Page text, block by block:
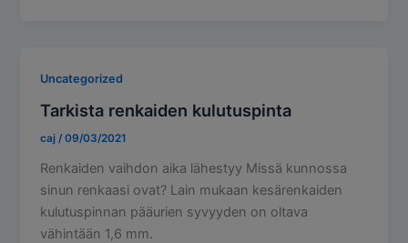
Uncategorized
Tarkista renkaiden kulutuspinta
caj/09/03/2021
Renkaiden vaihdon aika lähestyy Missä kunnossa
sinun renkaasi ovat? Lain mukaan kesärenkaiden
kulutuspinnan pääurien syvyyden on oltava
vähintään 1,6 mm.